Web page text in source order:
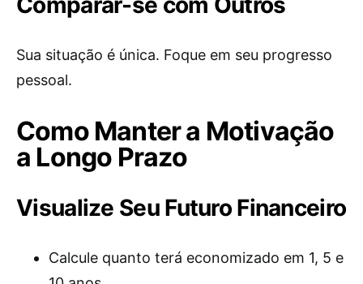
Sua situação é única. Foque em seu progresso
pessoal.
Como Manter a Motivação
a Longo Prazo
Visualize Seu Futuro Financeiro
Calcule quanto terá economizado em 1, 5 e